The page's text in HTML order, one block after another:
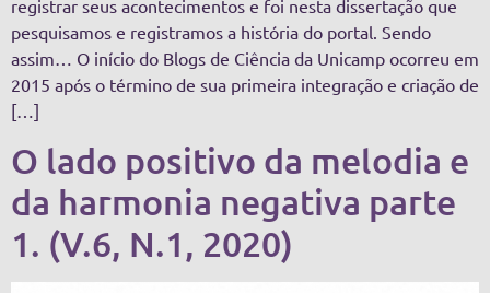
registrar seus acontecimentos e foi nesta dissertação que
pesquisamos e registramos a história do portal. Sendo
assim… O início do Blogs de Ciência da Unicamp ocorreu em
2015 após o término de sua primeira integração e criação de
[…]
O lado positivo da melodia e
da harmonia negativa parte
1. (V.6, N.1, 2020)